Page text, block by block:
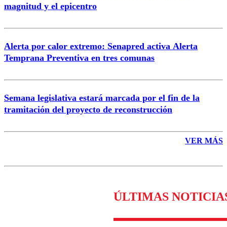
magnitud y el epicentro
Alerta por calor extremo: Senapred activa Alerta
Temprana Preventiva en tres comunas
Semana legislativa estará marcada por el fin de la
tramitación del proyecto de reconstrucción
VER MÁS
ÚLTIMAS